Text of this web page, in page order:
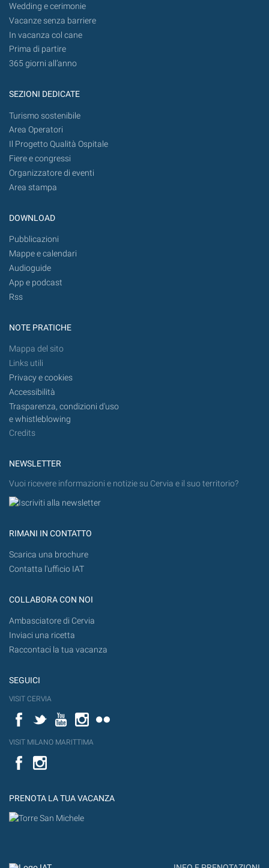
Wedding e cerimonie
Vacanze senza barriere
In vacanza col cane
Prima di partire
365 giorni all’anno
SEZIONI DEDICATE
Turismo sostenibile
Area Operatori
Il Progetto Qualità Ospitale
Fiere e congressi
Organizzatore di eventi
Area stampa
DOWNLOAD
Pubblicazioni
Mappe e calendari
Audioguide
App e podcast
Rss
NOTE PRATICHE
Mappa del sito
Links utili
Privacy e cookies
Accessibilità
Trasparenza, condizioni d'uso
e whistleblowing
Credits
NEWSLETTER
Vuoi ricevere informazioni e notizie su Cervia e il suo territorio?
RIMANI IN CONTATTO
Scarica una brochure
Contatta l'ufficio IAT
COLLABORA CON NOI
Ambasciatore di Cervia
Inviaci una ricetta
Raccontaci la tua vacanza
SEGUICI
VISIT CERVIA
FacebookTwitterYouTubeInstagram
VISIT MILANO MARITTIMA
Facebook
PRENOTA LA TUA VACANZA